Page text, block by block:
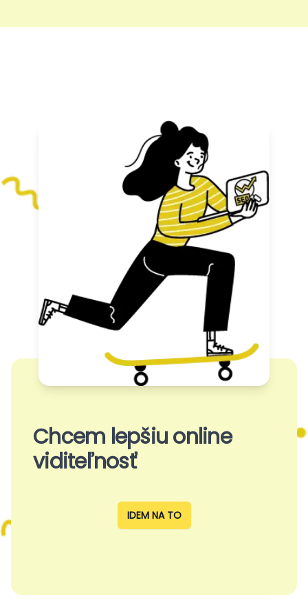
Chcem lepšiu online
viditeľnosť
IDEM NA TO